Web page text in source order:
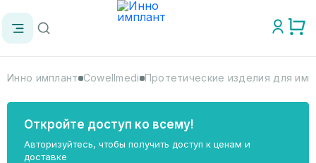
Инно имплант Cowellmedi Протетические изделия для
Откройте доступ ко всему!
Авторизуйтесь, чтобы получить доступ к ценам и
доставке